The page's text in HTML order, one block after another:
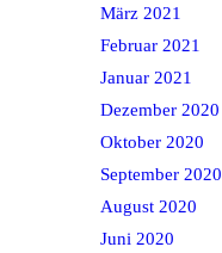
März 2021
Februar 2021
Januar 2021
Dezember 2020
Oktober 2020
September 2020
August 2020
Juni 2020